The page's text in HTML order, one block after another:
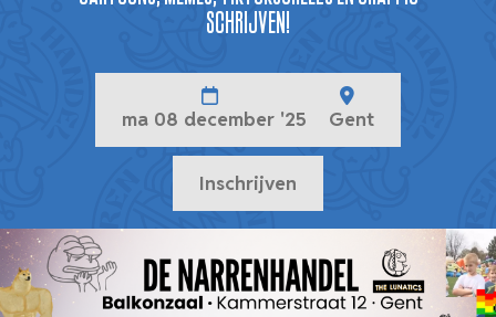
schrijven!
ma 08 december '25 Gent
Inschrijven